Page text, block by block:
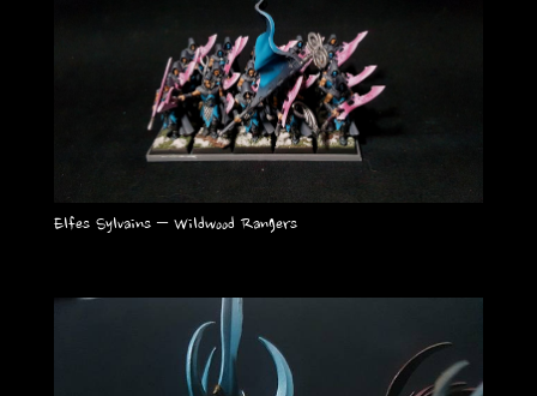
Elfes Sylvains – Wildwood Rangers